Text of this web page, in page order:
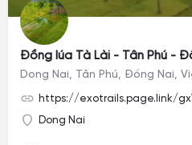
Đồng lúa Tà Lài - Tân Phú -
Dong Nai, Tân Phú, Đồng Nai,
https://exotrails.page.link/
Dong Nai